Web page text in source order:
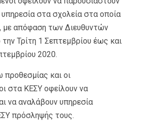
στα σχολεία στα οποία
με απόφαση των Διευθυντών
Τρίτη 1 Σεπτεμβρίου έως και
2020.
και οι
στα ΚΕΣΥ οφείλουν να
να αναλάβουν υπηρεσία
πρόσληψής τους.